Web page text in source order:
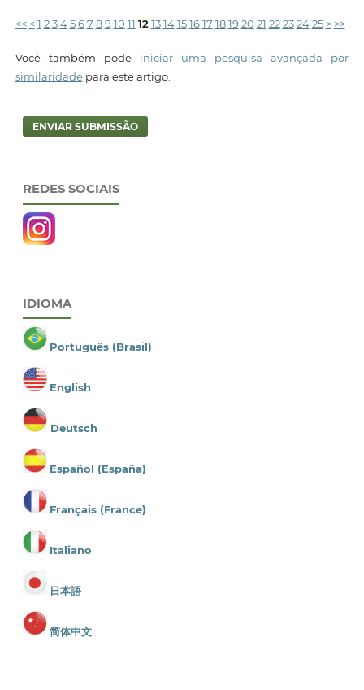
<< < 1 2 3 4 5 6 7 8 9 10 11 12 13 14 15 16 17 18 19 20 21 22 23 24 25 > >>
Você também pode iniciar uma pesquisa avançada por
similaridadepara este artigo.
ENVIAR SUBMISSÃO
REDES SOCIAIS
IDIOMA
Português (Brasil)
English
Deutsch
Español (España)
Français (France)
Italiano
日本語
简体中文